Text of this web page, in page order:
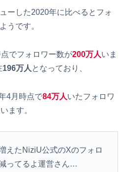
ーした2020年に比べるとフォ
うです。
でフォロワー数が200万人いま
196万人 となっており、
4月時点で84万人いたフォロワ
ます。
えたNiziU公式のXのフォロ
ってるよ運営さん…